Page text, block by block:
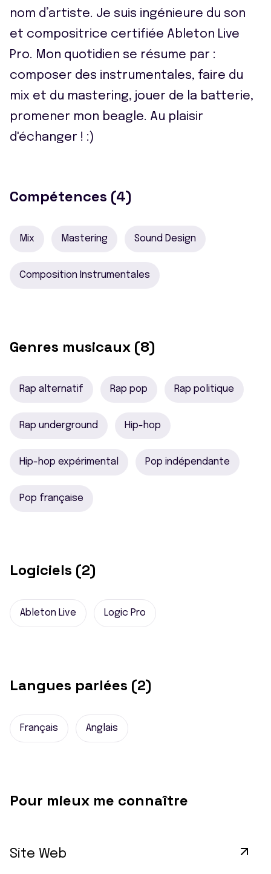
nom d’artiste. Je suis ingénieure du son
et compositrice certifiée Ableton Live
Pro. Mon quotidien se résume par :
composer des instrumentales, faire du
mix et du mastering, jouer de la batterie,
promener mon beagle. Au plaisir
d'échanger ! :)
Compétences (4)
Mix Mastering Sound Design
Composition Instrumentales
Genres musicaux (8)
Rap alternatif Rap pop Rap politique
Rap underground Hip-hop
Hip-hop expérimental Pop indépendante
Pop française
Logiciels (2)
Ableton Live Logic Pro
Langues parlées (2)
Français Anglais
Pour mieux me connaître
Site Web